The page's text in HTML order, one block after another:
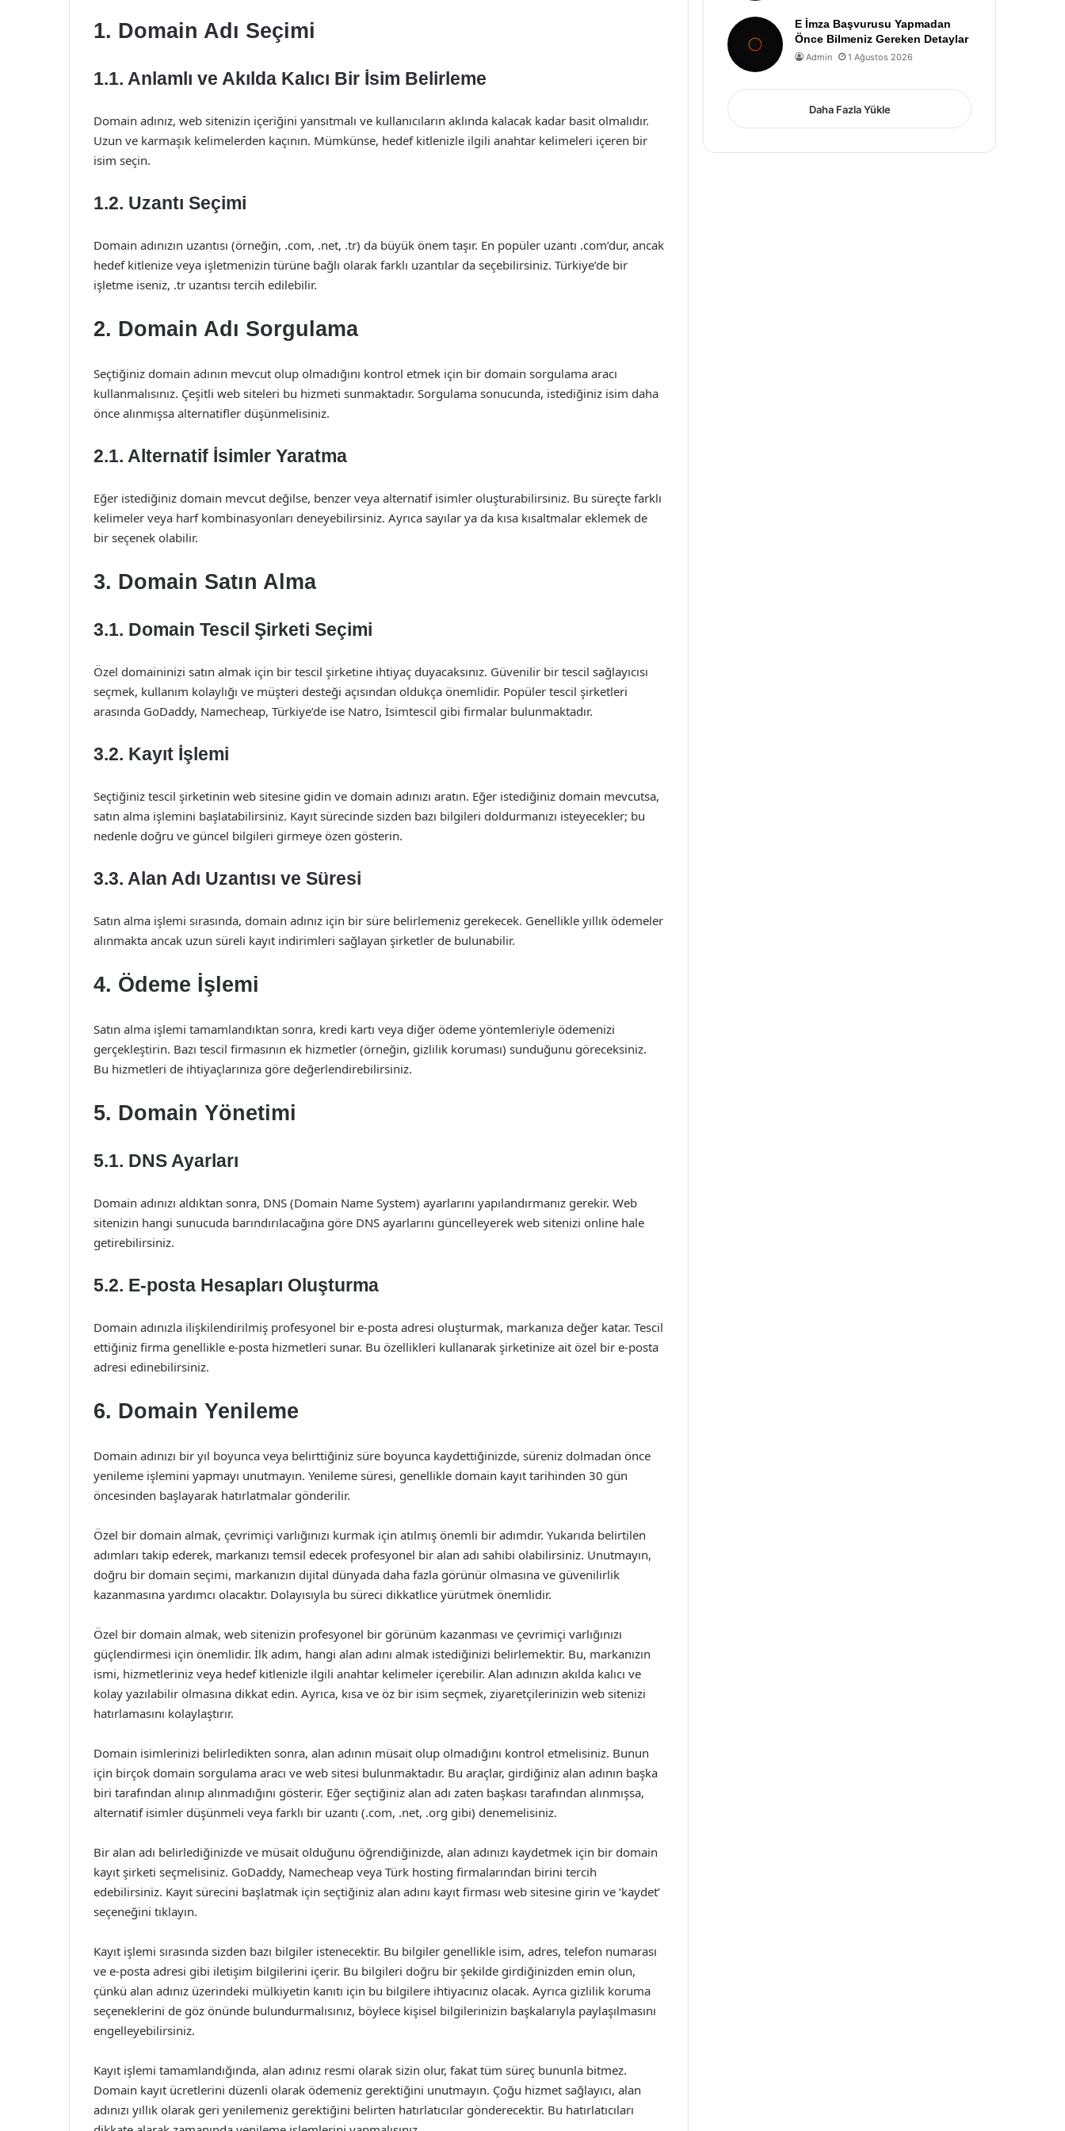
1. Domain Adı Seçimi
1.1. Anlamlı ve Akılda Kalıcı Bir İsim Belirleme
Domain adınız, web sitenizin içeriğini yansıtmalı ve kullanıcıların aklında kalacak kadar basit olmalıdır.
Uzun ve karmaşık kelimelerden kaçının. Mümkünse, hedef kitlenizle ilgili anahtar kelimeleri içeren bir
isim seçin.
1.2. Uzantı Seçimi
Domain adınızın uzantısı (örneğin, .com, .net, .tr) da büyük önem taşır. En popüler uzantı .com’dur, ancak
hedef kitlenize veya işletmenizin türüne bağlı olarak farklı uzantılar da seçebilirsiniz. Türkiye’de bir
işletme iseniz, .tr uzantısı tercih edilebilir.
2. Domain Adı Sorgulama
Seçtiğiniz domain adının mevcut olup olmadığını kontrol etmek için bir domain sorgulama aracı
kullanmalısınız. Çeşitli web siteleri bu hizmeti sunmaktadır. Sorgulama sonucunda, istediğiniz isim daha
önce alınmışsa alternatifler düşünmelisiniz.
2.1. Alternatif İsimler Yaratma
Eğer istediğiniz domain mevcut değilse, benzer veya alternatif isimler oluşturabilirsiniz. Bu süreçte farklı
kelimeler veya harf kombinasyonları deneyebilirsiniz. Ayrıca sayılar ya da kısa kısaltmalar eklemek de
bir seçenek olabilir.
3. Domain Satın Alma
3.1. Domain Tescil Şirketi Seçimi
Özel domaininizi satın almak için bir tescil şirketine ihtiyaç duyacaksınız. Güvenilir bir tescil sağlayıcısı
seçmek, kullanım kolaylığı ve müşteri desteği açısından oldukça önemlidir. Popüler tescil şirketleri
arasında GoDaddy, Namecheap, Türkiye’de ise Natro, İsimtescil gibi firmalar bulunmaktadır.
3.2. Kayıt İşlemi
Seçtiğiniz tescil şirketinin web sitesine gidin ve domain adınızı aratın. Eğer istediğiniz domain mevcutsa,
satın alma işlemini başlatabilirsiniz. Kayıt sürecinde sizden bazı bilgileri doldurmanızı isteyecekler; bu
nedenle doğru ve güncel bilgileri girmeye özen gösterin.
3.3. Alan Adı Uzantısı ve Süresi
Satın alma işlemi sırasında, domain adınız için bir süre belirlemeniz gerekecek. Genellikle yıllık ödemeler
alınmakta ancak uzun süreli kayıt indirimleri sağlayan şirketler de bulunabilir.
4. Ödeme İşlemi
Satın alma işlemi tamamlandıktan sonra, kredi kartı veya diğer ödeme yöntemleriyle ödemenizi
gerçekleştirin. Bazı tescil firmasının ek hizmetler (örneğin, gizlilik koruması) sunduğunu göreceksiniz.
Bu hizmetleri de ihtiyaçlarınıza göre değerlendirebilirsiniz.
5. Domain Yönetimi
5.1. DNS Ayarları
Domain adınızı aldıktan sonra, DNS (Domain Name System) ayarlarını yapılandırmanız gerekir. Web
sitenizin hangi sunucuda barındırılacağına göre DNS ayarlarını güncelleyerek web sitenizi online hale
getirebilirsiniz.
5.2. E-posta Hesapları Oluşturma
Domain adınızla ilişkilendirilmiş profesyonel bir e-posta adresi oluşturmak, markanıza değer katar. Tescil
ettiğiniz firma genellikle e-posta hizmetleri sunar. Bu özellikleri kullanarak şirketinize ait özel bir e-posta
adresi edinebilirsiniz.
6. Domain Yenileme
Domain adınızı bir yıl boyunca veya belirttiğiniz süre boyunca kaydettiğinizde, süreniz dolmadan önce
yenileme işlemini yapmayı unutmayın. Yenileme süresi, genellikle domain kayıt tarihinden 30 gün
öncesinden başlayarak hatırlatmalar gönderilir.
Özel bir domain almak, çevrimiçi varlığınızı kurmak için atılmış önemli bir adımdır. Yukarıda belirtilen
adımları takip ederek, markanızı temsil edecek profesyonel bir alan adı sahibi olabilirsiniz. Unutmayın,
doğru bir domain seçimi, markanızın dijital dünyada daha fazla görünür olmasına ve güvenilirlik
kazanmasına yardımcı olacaktır. Dolayısıyla bu süreci dikkatlice yürütmek önemlidir.
Özel bir domain almak, web sitenizin profesyonel bir görünüm kazanması ve çevrimiçi varlığınızı
güçlendirmesi için önemlidir. İlk adım, hangi alan adını almak istediğinizi belirlemektir. Bu, markanızın
ismi, hizmetleriniz veya hedef kitlenizle ilgili anahtar kelimeler içerebilir. Alan adınızın akılda kalıcı ve
kolay yazılabilir olmasına dikkat edin. Ayrıca, kısa ve öz bir isim seçmek, ziyaretçilerinizin web sitenizi
hatırlamasını kolaylaştırır.
Domain isimlerinizi belirledikten sonra, alan adının müsait olup olmadığını kontrol etmelisiniz. Bunun
için birçok domain sorgulama aracı ve web sitesi bulunmaktadır. Bu araçlar, girdiğiniz alan adının başka
biri tarafından alınıp alınmadığını gösterir. Eğer seçtiğiniz alan adı zaten başkası tarafından alınmışsa,
alternatif isimler düşünmeli veya farklı bir uzantı (.com, .net, .org gibi) denemelisiniz.
Bir alan adı belirlediğinizde ve müsait olduğunu öğrendiğinizde, alan adınızı kaydetmek için bir domain
kayıt şirketi seçmelisiniz. GoDaddy, Namecheap veya Türk hosting firmalarından birini tercih
edebilirsiniz. Kayıt sürecini başlatmak için seçtiğiniz alan adını kayıt firması web sitesine girin ve ‘kaydet’
seçeneğini tıklayın.
Kayıt işlemi sırasında sizden bazı bilgiler istenecektir. Bu bilgiler genellikle isim, adres, telefon numarası
ve e-posta adresi gibi iletişim bilgilerini içerir. Bu bilgileri doğru bir şekilde girdiğinizden emin olun,
çünkü alan adınız üzerindeki mülkiyetin kanıtı için bu bilgilere ihtiyacınız olacak. Ayrıca gizlilik koruma
seçeneklerini de göz önünde bulundurmalısınız, böylece kişisel bilgilerinizin başkalarıyla paylaşılmasını
engelleyebilirsiniz.
Kayıt işlemi tamamlandığında, alan adınız resmi olarak sizin olur, fakat tüm süreç bununla bitmez.
Domain kayıt ücretlerini düzenli olarak ödemeniz gerektiğini unutmayın. Çoğu hizmet sağlayıcı, alan
adınızı yıllık olarak geri yenilemeniz gerektiğini belirten hatırlatıcılar gönderecektir. Bu hatırlatıcıları
E İmza Başvurusu Yapmadan
Önce Bilmeniz Gereken Detaylar
Admin 1 Ağustos 2026
Daha Fazla Yükle